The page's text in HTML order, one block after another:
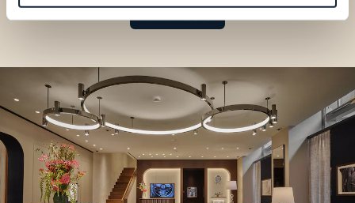
부티크 찾기